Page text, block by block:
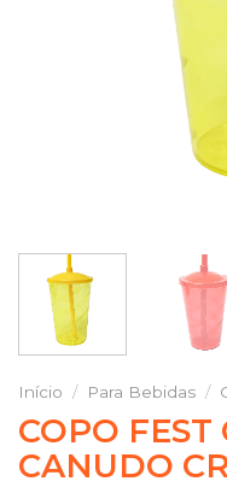
Início / Para Bebidas /
COPO
CANUDO